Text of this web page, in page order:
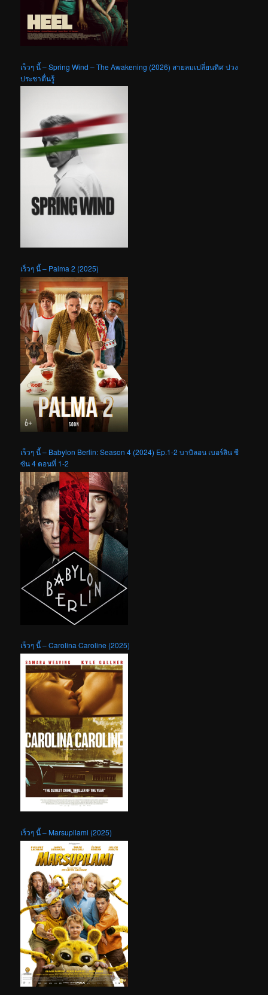
เร็วๆ นี้ – Spring Wind – The Awakening (2026) สายลมเปลี่ยนทิศ ปวง
ประชาตื่นรู้
เร็วๆ นี้ – Palma 2 (2025)
เร็วๆ นี้ – Babylon Berlin: Season 4 (2024) Ep.1-2 บาบิลอน เบอร์ลิน ซี
ซัน 4 ตอนที่ 1-2
เร็วๆ นี้ – Carolina Caroline (2025)
เร็วๆ นี้ – Marsupilami (2025)